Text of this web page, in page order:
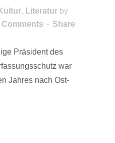
, Literatur by
Comments Share
Präsident des
war
Jahres nach Ost-